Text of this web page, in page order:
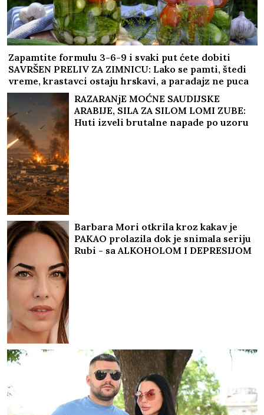
Zapamtite formulu 3-6-9 i svaki put ćete dobiti
SAVRŠEN PRELIV ZA ZIMNICU: Lako se pamti, štedi
vreme, krastavci ostaju hrskavi, a paradajz ne puca
RAZARANjE MOĆNE SAUDIJSKE
ARABIJE, SILA ZA SILOM LOMI ZUBE:
Huti izveli brutalne napade po uzoru
Barbara Mori otkrila kroz kakav je
PAKAO prolazila dok je snimala seriju
Rubi - sa ALKOHOLOM I DEPRESIJOM